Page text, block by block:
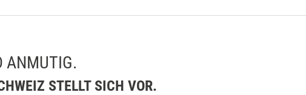
ANMUTIG.
STELLT SICH VOR.